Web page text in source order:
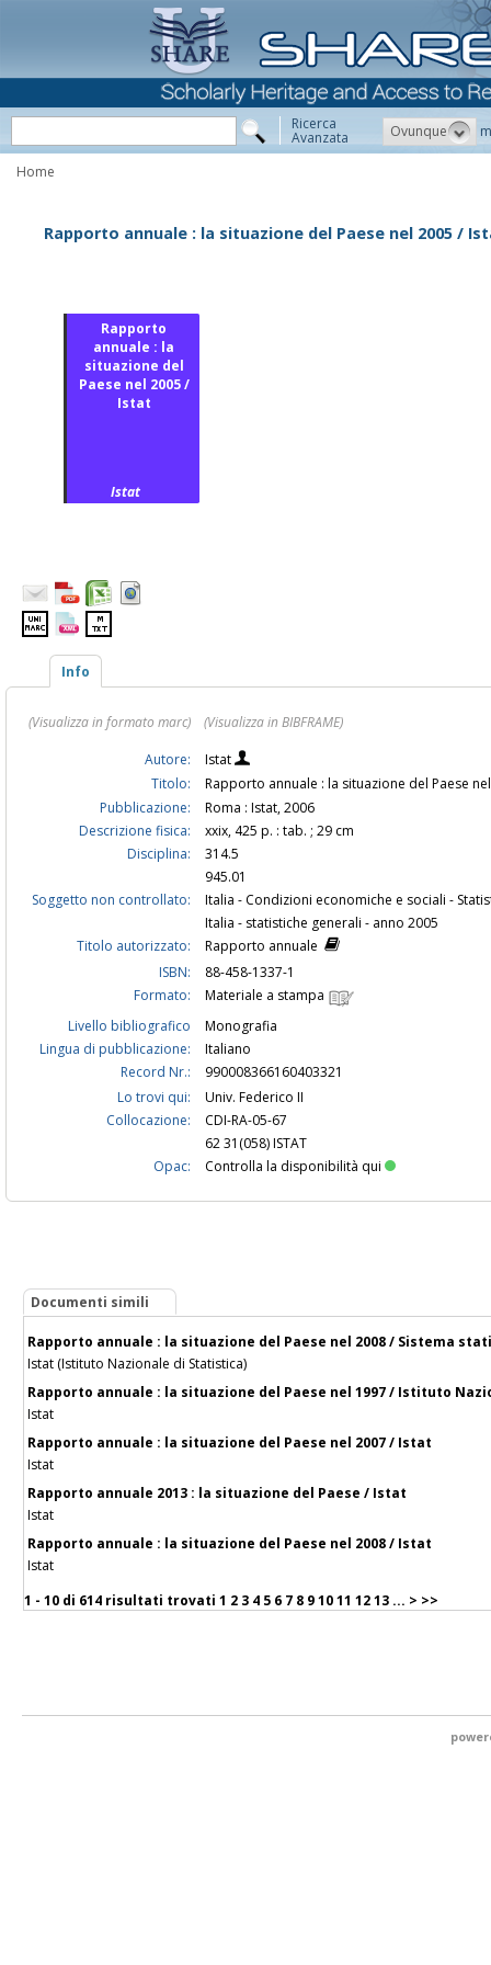
Ricerca
Avanzata Ovunque
Home
Rapporto annuale : la situazione del Paese nel 2005 /
Rapporto
annuale : la
situazione del
Paese nel 2005 /
Istat
Istat
Info
(Visualizza in formato marc)
(Visualizza in BIBFRAME)
Autore:
Istat
Titolo:
Rapporto annuale : la situazione del Paese
Pubblicazione:
Roma : Istat, 2006
Descrizione fisica:
xxix, 425 p. : tab. ; 29 cm
Disciplina:
314.5
945.01
Soggetto non controllato:
Italia - Condizioni economiche e sociali -
Italia - statistiche generali - anno 2005
Titolo autorizzato:
Rapporto annuale
ISBN:
88-458-1337-1
Formato:
Materiale a stampa
Livello bibliografico
Monografia
Lingua di pubblicazione:
Italiano
Record Nr.:
990008366160403321
Lo trovi qui:
Univ. Federico II
Collocazione:
CDI-RA-05-67
62 31(058) ISTAT
Opac:
Controlla la disponibilità qui
Documenti simili
Rapporto annuale : la situazione del Paese nel 2008 / Sistema
Istat (Istituto Nazionale di Statistica)
Rapporto annuale : la situazione del Paese nel 1997 / Istituto
Istat
Rapporto annuale : la situazione del Paese nel 2007 / Istat
Istat
Rapporto annuale 2013 : la situazione del Paese / Istat
Istat
Rapporto annuale : la situazione del Paese nel 2008 / Istat
Istat
1 - 10 di 614 risultati trovati 1 2 3 4 5 6 7 8 91011 1213 ... > >>